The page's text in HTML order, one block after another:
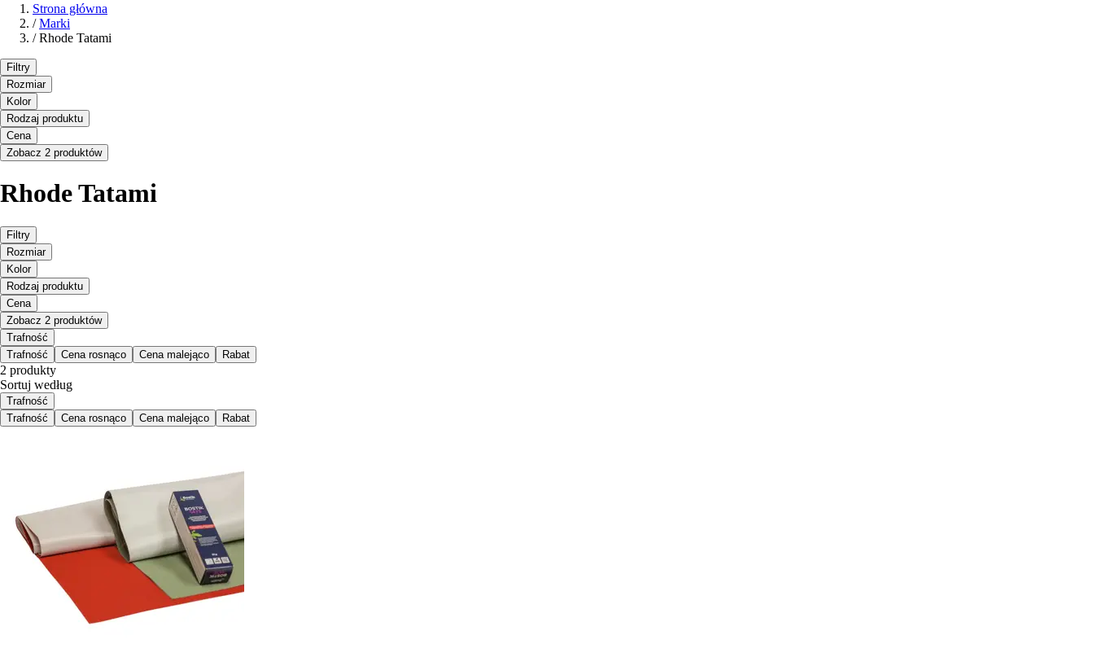
Strona główna
/ Marki
/ Rhode Tatami
Filtry
Rozmiar
Kolor
Rodzaj produktu
Cena
Zobacz 2 produktów
Rhode Tatami
Filtry
Rozmiar
Kolor
Rodzaj produktu
Cena
Zobacz 2 produktów
Trafność
Trafność
Cena rosnąco Cena malejąco Rabat
2 produkty
Sortuj według
Trafność
Trafność
Cena rosnąco Cena malejąco Rabat